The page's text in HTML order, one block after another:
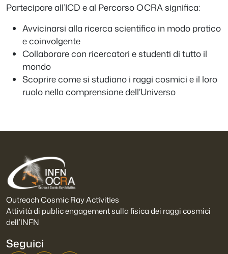
Partecipare all’ICD e al Percorso OCRA significa:
Avvicinarsi alla ricerca scientifica in modo pratico
e coinvolgente
Collaborare con ricercatori e studenti di tutto il
mondo
Scoprire come si studiano i raggi cosmici e il loro
ruolo nella comprensione dell’Universo
Outreach Cosmic Ray Activities
Attività di public engagement sulla fisica dei raggi cosmici
dell’INFN
Seguici